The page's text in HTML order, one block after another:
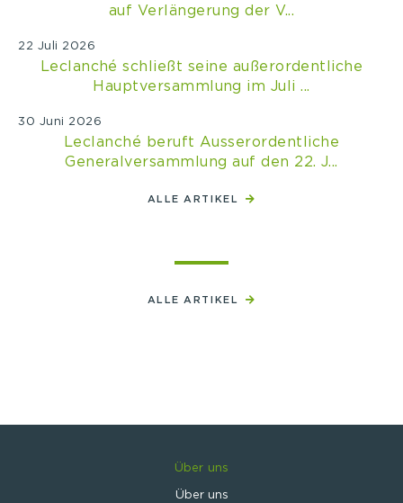
auf Verlängerung der V...
22 Juli 2026
Leclanché schließt seine außerordentliche
Hauptversammlung im Juli ...
30 Juni 2026
Leclanché beruft Ausserordentliche
Generalversammlung auf den 22. J...
ALLE ARTIKEL
ALLE ARTIKEL
Über uns
Über uns